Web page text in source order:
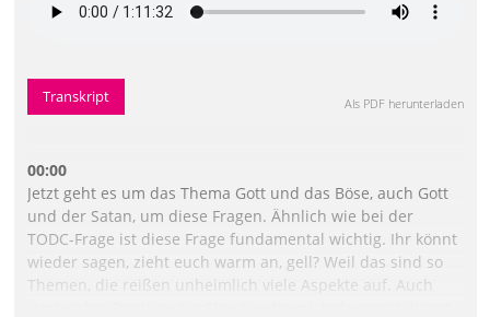
Transkript Als PDF herunterladen
00:00
Jetzt geht es um das Thema Gott und das Böse, auch Gott
und der Satan, um diese Fragen. Ähnlich wie bei der
TODC-Frage ist diese Frage fundamental wichtig. Ihr könnt
wieder sagen, zieht euch warm an, gell? Weil das sind so
Themen, die reißen unheimlich viele Aspekte auf. Auch